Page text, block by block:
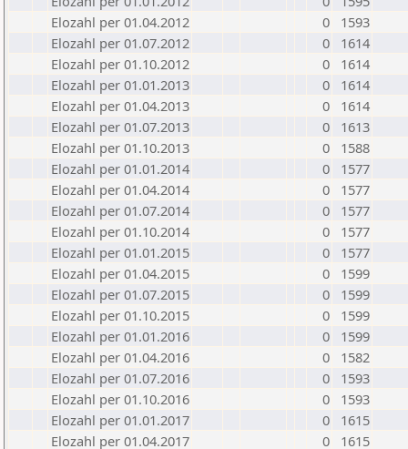
Elozahl per 01.04.2012
0
1593
Elozahl per 01.07.2012
0
1614
Elozahl per 01.10.2012
0
1614
Elozahl per 01.01.2013
0
1614
Elozahl per 01.04.2013
0
1614
Elozahl per 01.07.2013
0
1613
Elozahl per 01.10.2013
0
1588
Elozahl per 01.01.2014
0
1577
Elozahl per 01.04.2014
0
1577
Elozahl per 01.07.2014
0
1577
Elozahl per 01.10.2014
0
1577
Elozahl per 01.01.2015
0
1577
Elozahl per 01.04.2015
0
1599
Elozahl per 01.07.2015
0
1599
Elozahl per 01.10.2015
0
1599
Elozahl per 01.01.2016
0
1599
Elozahl per 01.04.2016
0
1582
Elozahl per 01.07.2016
0
1593
Elozahl per 01.10.2016
0
1593
Elozahl per 01.01.2017
0
1615
Elozahl per 01.04.2017
0
1615